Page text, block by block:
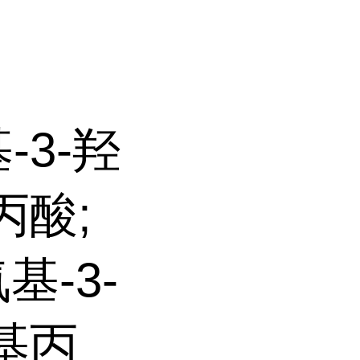
-3-羟
酸;
-3-
丙